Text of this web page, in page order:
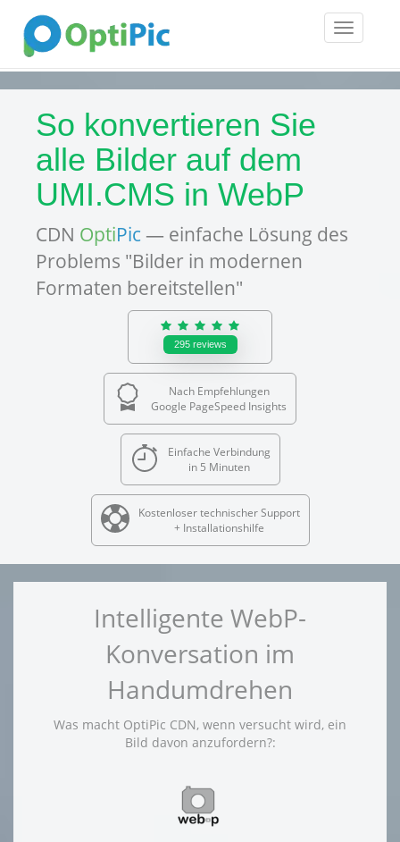
Toggle
So konvertieren Sie
alle Bilder auf dem
UMI.CMS in WebP
CDN OptiPic — einfache Lösung des
Problems "Bilder in modernen
Formaten bereitstellen"
295 reviews
Nach Empfehlungen
Google PageSpeed Insights
Einfache Verbindung
in 5 Minuten
Kostenloser technischer Support
+ Installationshilfe
Intelligente WebP-
Konversation im
Handumdrehen
Was macht OptiPic CDN, wenn versucht wird, ein
Bild davon anzufordern?: